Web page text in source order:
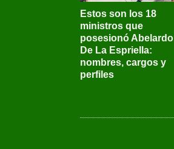
Estos son los 18
ministros que
posesionó Abelardo
De La Espriella:
nombres, cargos y
perfiles